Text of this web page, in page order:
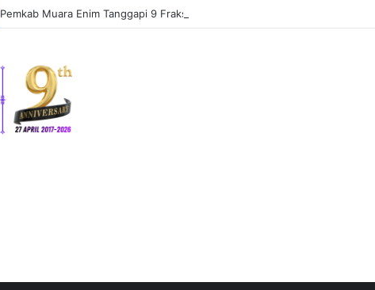
Pemkab Muara Enim Tanggapi 9 Fraksi DPRD, Raperda APBD 2025 Berlanjut